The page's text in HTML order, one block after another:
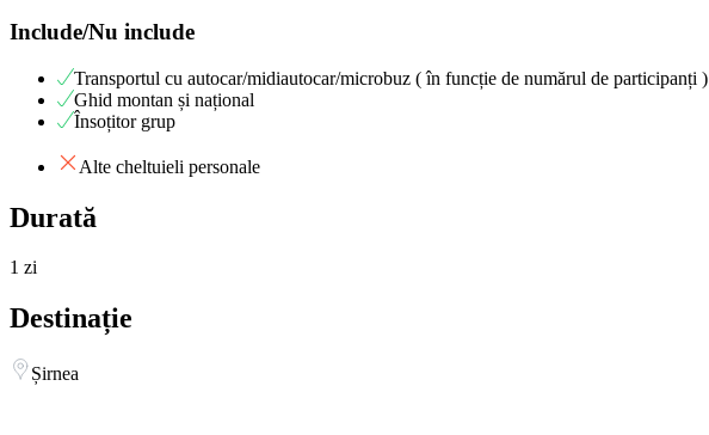
Include/Nu include
Transportul cu autocar/midiautocar/microbuz ( în funcție de numărul de participanți )
Ghid montan și național
Însoțitor grup
Alte cheltuieli personale
Durată
1 zi
Destinație
Șirnea